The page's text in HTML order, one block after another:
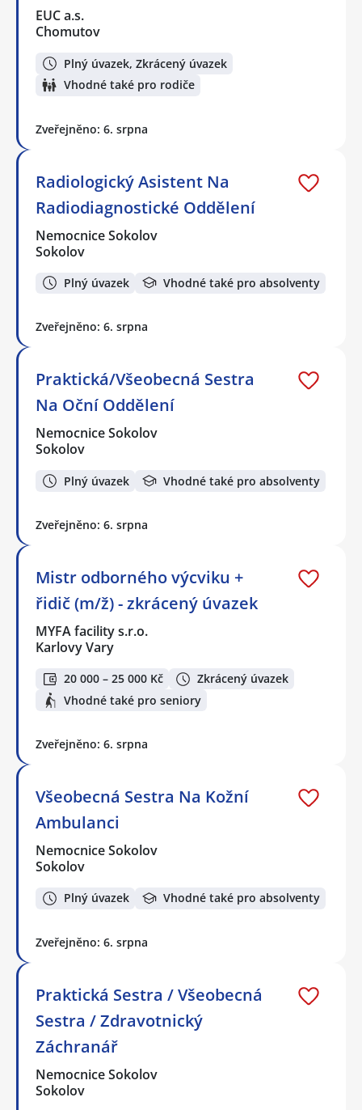
EUC a.s.
Chomutov
Plný úvazek, Zkrácený úvazek
Vhodné také pro rodiče
Zveřejněno: 6. srpna
Radiologický Asistent Na
Radiodiagnostické Oddělení
Nemocnice Sokolov
Sokolov
Plný úvazek Vhodné také pro absolventy
Zveřejněno: 6. srpna
Praktická/Všeobecná Sestra
Na Oční Oddělení
Nemocnice Sokolov
Sokolov
Plný úvazek Vhodné také pro absolventy
Zveřejněno: 6. srpna
Mistr odborného výcviku +
řidič (m/ž) - zkrácený úvazek
MYFA facility s.r.o.
Karlovy Vary
20 000 – 25 000 Kč
Zkrácený úvazek
Vhodné také pro seniory
Zveřejněno: 6. srpna
Všeobecná Sestra Na Kožní
Ambulanci
Nemocnice Sokolov
Sokolov
Plný úvazek Vhodné také pro absolventy
Zveřejněno: 6. srpna
Praktická Sestra / Všeobecná
Sestra / Zdravotnický
Záchranář
Nemocnice Sokolov
Sokolov